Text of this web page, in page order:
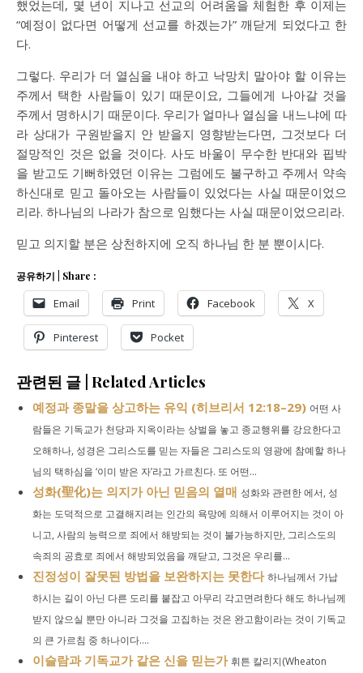
했었는데, 몇 년이 지나고 선교의 어려움을 체험한 후 이제는
“예정이 없다면 어떻게 선교를 하겠는가” 깨닫게 되었다고 한
다.
그렇다. 우리가 더 열심을 내야 하고 낙망치 말아야 할 이유는
주께서 택한 사람들이 있기 때문이요, 그들에게 나아갈 것을
주께서 명하시기 때문이다. 우리가 얼마나 열심을 내느냐에 따
라 상대가 구원받을지 안 받을지 영향받는다면, 그것보다 더
절망적인 것은 없을 것이다. 사도 바울이 무수한 반대와 핍박
을 받고도 기뻐하였던 이유는 그럼에도 불구하고 주께서 약속
하신대로 믿고 돌아오는 사람들이 있었다는 사실 때문이었으
리라. 하나님의 나라가 참으로 임했다는 사실 때문이었으리라.
믿고 의지할 분은 상천하지에 오직 하나님 한 분 뿐이시다.
공유하기 | Share :
Email Print Facebook X
Pinterest Pocket
관련된 글 | Related Articles
예정과 종말을 상고하는 유익 (히브리서 12:18–29) 어떤 사
람들은 기독교가 천당과 지옥이라는 상벌을 놓고 종교행위를 강요한다고
오해하나, 성경은 그리스도를 믿는 자들은 그리스도의 영광에 참예할 하나
님의 택하심을 ‘이미 받은 자’라고 가르친다. 또 어떤...
성화(聖化)는 의지가 아닌 믿음의 열매 성화와 관련한 에서, 성
화는 도덕적으로 고결해지려는 인간의 욕망에 의해서 이루어지는 것이 아
니고, 사람의 능력으로 죄에서 해방되는 것이 불가능하지만, 그리스도의
속죄의 공효로 죄에서 해방되었음을 깨닫고, 그것은 우리를...
진정성이 잘못된 방법을 보완하지는 못한다 하나님께서 가납
하시는 길이 아닌 다른 도리를 붙잡고 아무리 각고면려한다 해도 하나님께
받지 않으실 뿐만 아니라 그것을 고집하는 것은 완고함이라는 것이 기독교
의 큰 가르침 중 하나이다....
이슬람과 기독교가 같은 신을 믿는가 휘튼 칼리지(Wheaton